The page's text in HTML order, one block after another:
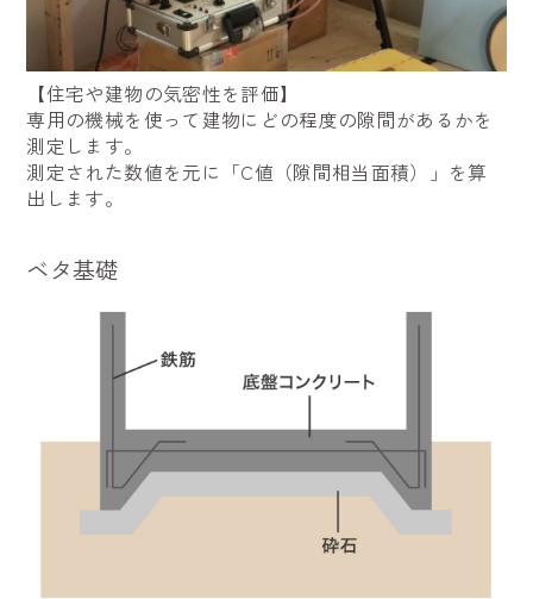
【住宅や建物の気密性を評価】
専用の機械を使って建物にどの程度の隙間があるかを
測定します。
測定された数値を元に「C値（隙間相当面積）」を算
出します。
ベタ基礎